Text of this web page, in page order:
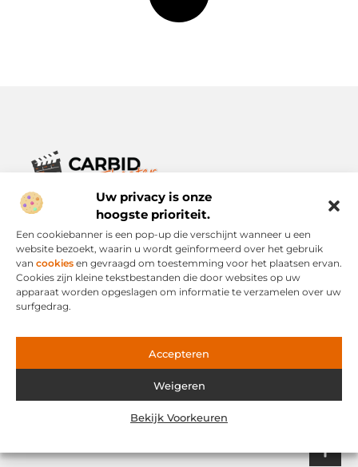
Uw privacy is onze
hoogste prioriteit.
Een cookiebanner is een pop-up die verschijnt wanneer u een
website bezoekt, waarin u wordt geïnformeerd over het gebruik
van cookies en gevraagd om toestemming voor het plaatsen ervan.
Cookies zijn kleine tekstbestanden die door websites op uw
apparaat worden opgeslagen om informatie te verzamelen over uw
surfgedrag.
Accepteren
Weigeren
Bekijk Voorkeuren
Verhalen die het alledaagse leven verrijken.
Ontdek een breed scala aan blogs en artikelen die je inspireren,
informeren en verrijken – voor elke dag, voor iedereen.
Bericht categorie
Cookiebeleid (EU)